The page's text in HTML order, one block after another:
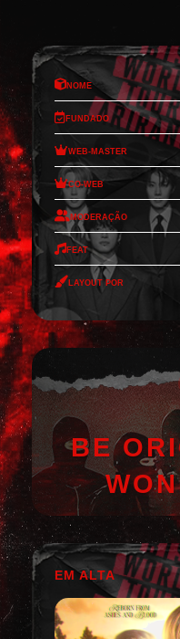
Nome
Fundado
Web-Master
Co-Web
Moderação
Feat
Layout por
BE
EM ALTA